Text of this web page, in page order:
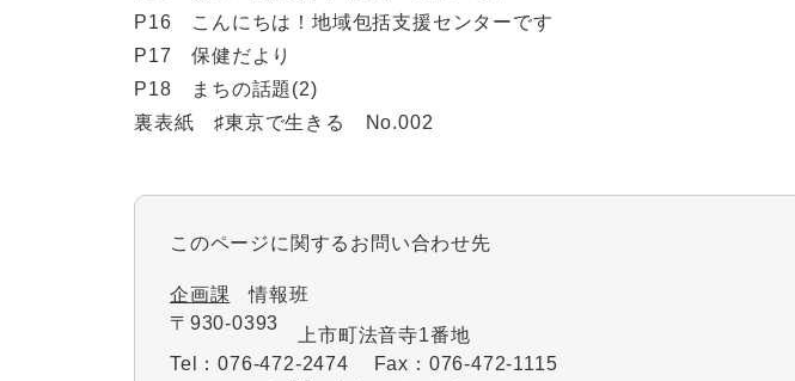
P16 こんにちは！地域包括支援センターです
P17 保健だより
P18 まちの話題(2)
裏表紙 ♯東京で生きる No.002
このページに関するお問い合わせ先
企画課
情報班
〒930-0393
上市町法音寺1番地
Tel：076-472-2474
Fax：076-472-1115